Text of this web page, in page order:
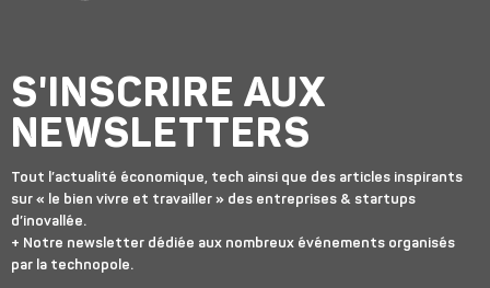
S'INSCRIRE AUX
NEWSLETTERS
Tout l’actualité économique, tech ainsi que des articles inspirants
sur « le bien vivre et travailler » des entreprises & startups
d’inovallée.
+ Notre newsletter dédiée aux nombreux événements organisés
par la technopole.